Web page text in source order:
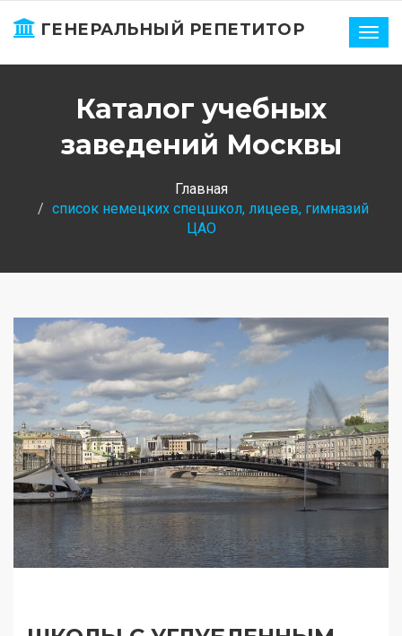
ГЕНЕРАЛЬНЫЙ РЕПЕТИТОР
Каталог учебных
заведений Москвы
Главная
список немецких спецшкол, лицеев, гимназий
ЦАО